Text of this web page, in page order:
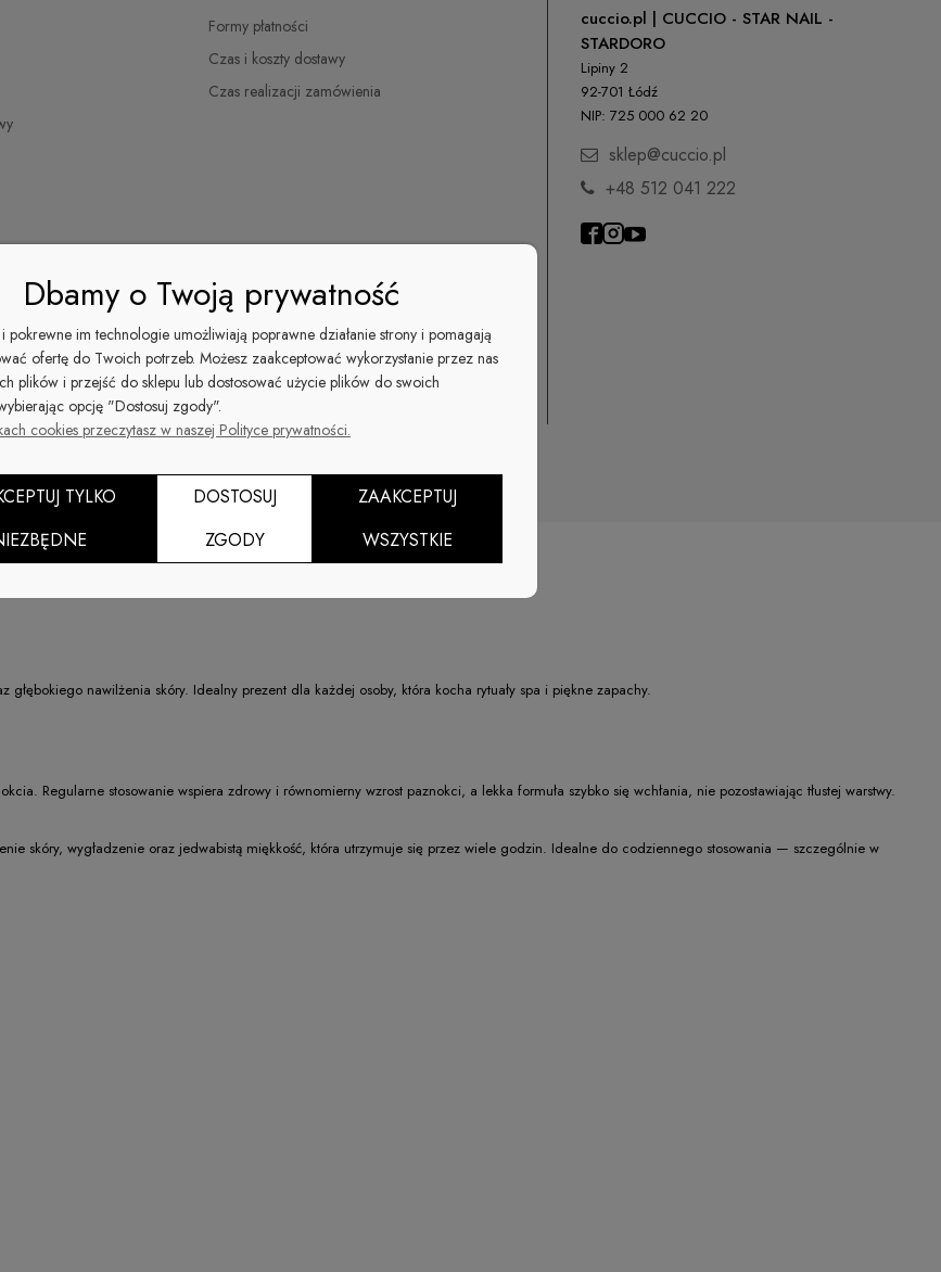
Formy płatności
Czas i koszty dostawy
Czas realizacji zamówienia
cuccio.pl | CUCCIO - STAR NAIL -
STARDORO
Lipiny 2
92-701 Łódź
NIP: 725 000 62 20
sklep@cuccio.pl
+48 512 041 222
głębokiego nawilżenia skóry. Idealny prezent dla każdej osoby, która kocha rytuały spa i piękne zapachy.
Regularne stosowanie wspiera zdrowy i równomierny wzrost paznokci, a lekka formuła szybko się wchłania, nie pozostawiając tłustej warstwy.
skóry, wygładzenie oraz jedwabistą miękkość, która utrzymuje się przez wiele godzin. Idealne do codziennego stosowania — szczególnie w
Dbamy o Twoją prywatność
pokrewne im technologie umożliwiają poprawne działanie strony i pomagają
ofertę do Twoich potrzeb. Możesz zaakceptować wykorzystanie przez nas
plików i przejść do sklepu lub dostosować użycie plików do swoich
opcję "Dostosuj zgody".
cookies przeczytasz w naszej Polityce prywatności.
TYLKO
DOSTOSUJ
ZGODY
ZAAKCEPTUJ
WSZYSTKIE